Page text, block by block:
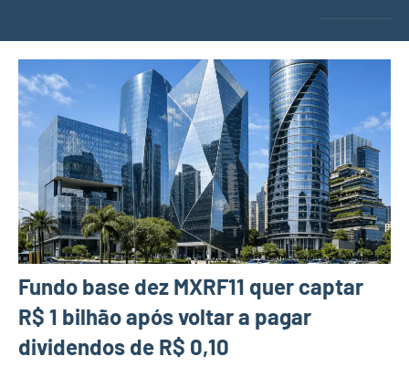
Fundo base dez MXRF11 quer captar
R$ 1 bilhão após voltar a pagar
dividendos de R$ 0,10